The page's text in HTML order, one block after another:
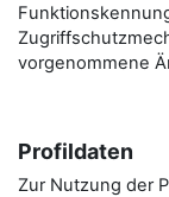
vorgenommene
Profildaten
Zur Nutzung der